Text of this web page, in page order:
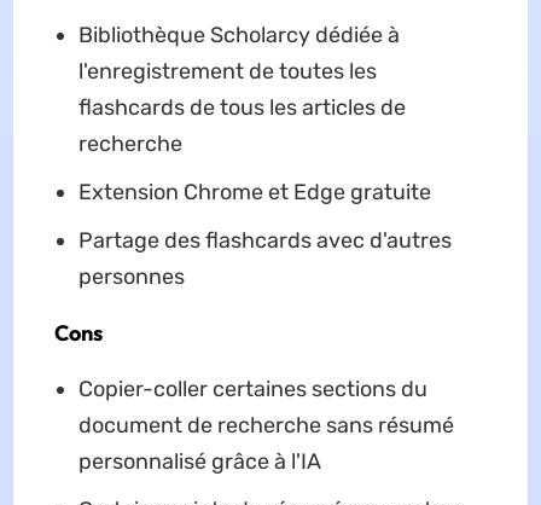
Bibliothèque Scholarcy dédiée à
l'enregistrement de toutes les
flashcards de tous les articles de
recherche
Extension Chrome et Edge gratuite
Partage des flashcards avec d'autres
personnes
Cons
Copier-coller certaines sections du
document de recherche sans résumé
personnalisé grâce à l'IA